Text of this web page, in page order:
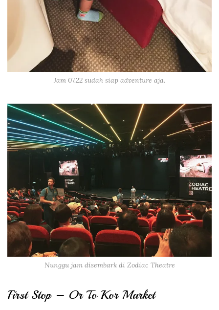
Jam 07.22 sudah siap adventure aja.
Nunggu jam disembark di Zodiac Theatre
First Stop – Or To Kor Market